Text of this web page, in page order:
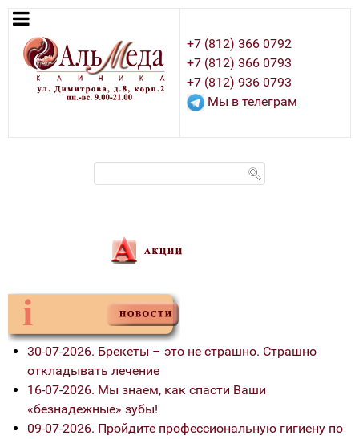
+7 (812) 366 0792
+7 (812) 366 0793
+7 (812) 936 0793
Мы в телеграм
30-07-2026. Брекеты – это не страшно. Страшно
откладывать лечение
16-07-2026. Мы знаем, как спасти Ваши
«безнадежные» зубы!
09-07-2026. Пройдите профессиональную гигиену по